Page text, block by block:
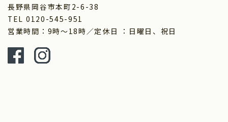
長野県岡谷市本町2-6-38
TEL 0120-545-951
営業時間：9時～18時／定休日 ：日曜日、祝日